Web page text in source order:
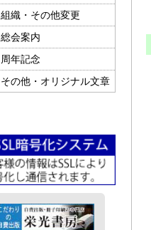
組織・その他変更
総会案内
周年記念
その他・オリジナル文章